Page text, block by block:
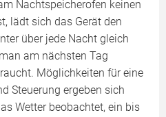
Nachtspeicherofen keinen
lädt sich das Gerät den
über jede Nacht gleich
am nächsten Tag
Möglichkeiten für eine
Steuerung ergeben sich
Wetter beobachtet, ein bis